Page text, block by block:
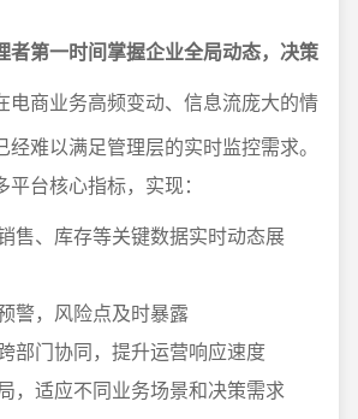
者第一时间掌握企业全局动态，决策
电商业务高频变动、信息流庞大的情
难以满足管理层的实时监控需求。
台核心指标，实现：
售、库存等关键数据实时动态展
警，风险点及时暴露
部门协同，提升运营响应速度
，适应不同业务场景和决策需求